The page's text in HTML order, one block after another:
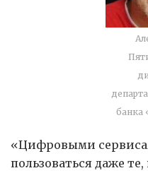
банка
«Цифровыми
пользоваться даже